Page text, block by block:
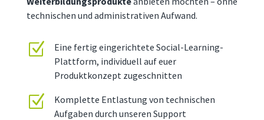
technischen und administrativen Aufwand.
Z
Eine fertig eingerichtete Social-Learning-
Plattform, individuell auf euer
Produktkonzept zugeschnitten
Z
Komplette Entlastung von technischen
Aufgaben durch unseren Support